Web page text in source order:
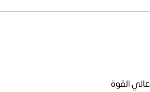
القوة